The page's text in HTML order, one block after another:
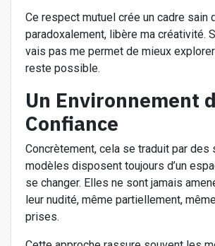
Ce respect mutuel crée un cadre sain
paradoxalement, libère ma créativité.
vais pas me permet de mieux
reste possible.
Un Environnement
Confiance
Concrètement, cela se traduit par des
modèles disposent toujours d’un
se changer. Elles ne sont jamais
leur nudité, même partiellement,
prises.